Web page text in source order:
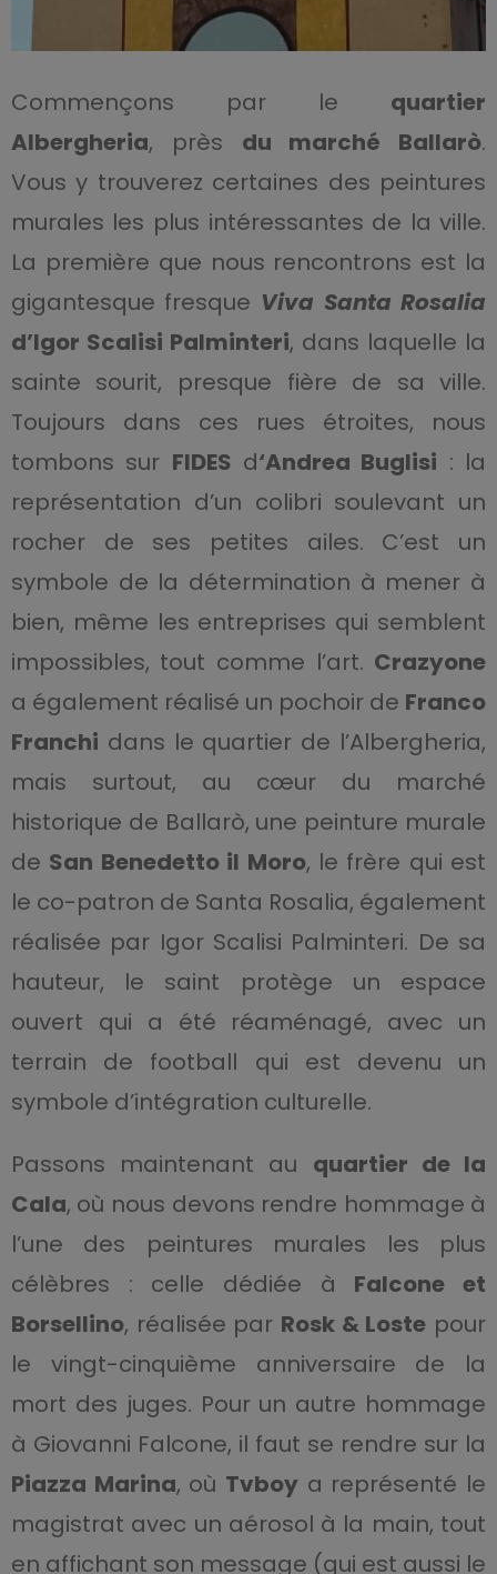
Commençons par le quartier
Albergheria, près du marché Ballarò.
Vous y trouverez certaines des peintures
murales les plus intéressantes de la ville.
La première que nous rencontrons est la
gigantesque fresque Viva Santa Rosalia
d’Igor Scalisi Palminteri, dans laquelle la
sainte sourit, presque fière de sa ville.
Toujours dans ces rues étroites, nous
tombons sur FIDES d‘Andrea Buglisi : la
représentation d’un colibri soulevant un
rocher de ses petites ailes. C’est un
symbole de la détermination à mener à
bien, même les entreprises qui semblent
impossibles, tout comme l’art. Crazyone
a également réalisé un pochoir de Franco
Franchi dans le quartier de l’Albergheria,
mais surtout, au cœur du marché
historique de Ballarò, une peinture murale
de San Benedetto il Moro, le frère qui est
le co-patron de Santa Rosalia, également
réalisée par Igor Scalisi Palminteri. De sa
hauteur, le saint protège un espace
ouvert qui a été réaménagé, avec un
terrain de football qui est devenu un
symbole d’intégration culturelle.
Passons maintenant au quartier de la
Cala, où nous devons rendre hommage à
l’une des peintures murales les plus
célèbres : celle dédiée à Falcone et
Borsellino, réalisée par Rosk & Loste pour
le vingt-cinquième anniversaire de la
mort des juges. Pour un autre hommage
à Giovanni Falcone, il faut se rendre sur la
Piazza Marina, où Tvboy a représenté le
magistrat avec un aérosol à la main, tout
en affichant son message (qui est aussi le